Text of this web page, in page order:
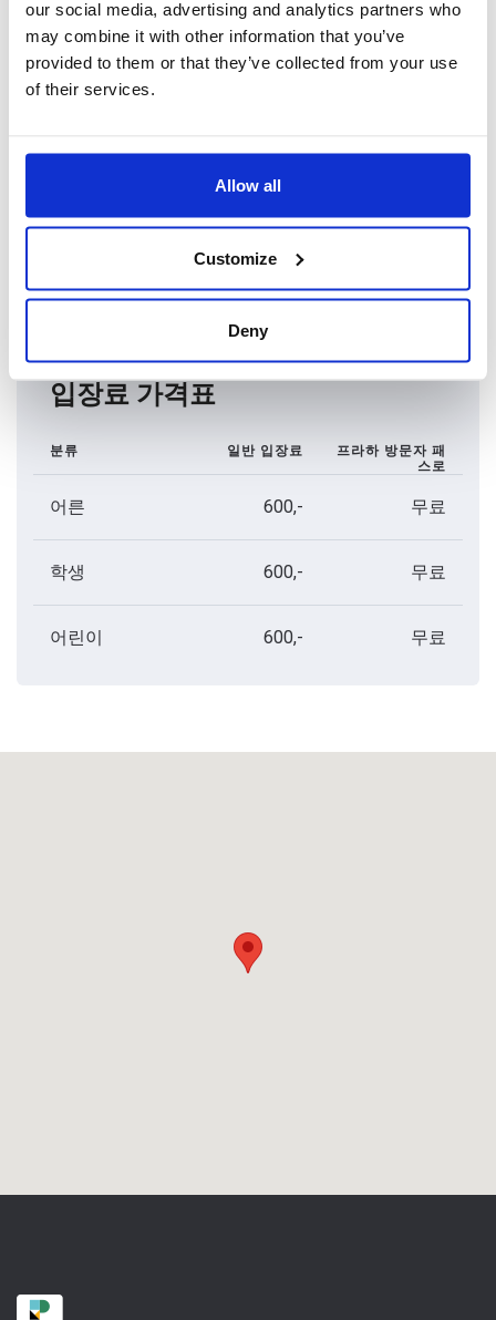
our social media, advertising and analytics partners who
may combine it with other information that you’ve
provided to them or that they’ve collected from your use
of their services.
Allow all
Customize
Deny
가장 가까운 정류장
지하철, 트램 Staroměstská
투어는 이메일(guides@prague.eu)이나 전화(+420 778 543
어(Staroměstské náměstí 1) 센터에서도 수령하실 수 있습니다.
입장료 가격표
분류 일반 입장료
프라하 방문자 패
스로
어른 600,- 무료
학생 600,- 무료
어린이 600,- 무료